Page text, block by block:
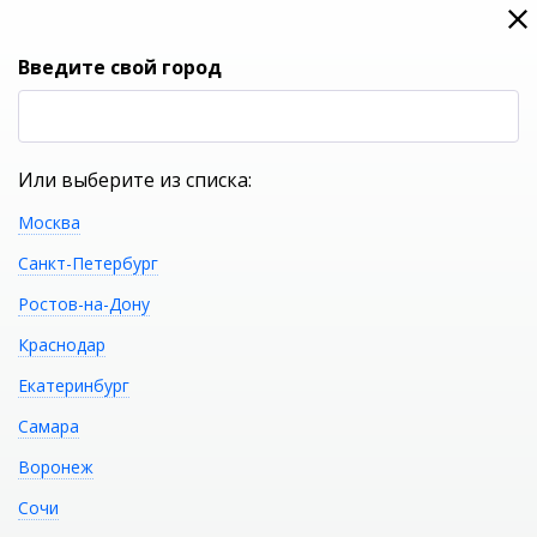
0
Аэромассаж сенсорный
Sirem (Франция) 10 форсунок
Введите свой город
Или выберите из списка:
Москва
Санкт-Петербург
Ростов-на-Дону
Краснодар
Екатеринбург
Самара
Воронеж
Сочи